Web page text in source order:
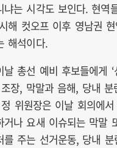
는 시각도 보인다. 현역
해 컷오프 이후 영남권
해석이다.
총선 예비 후보들에게 ‘
장, 막말과 음해, 당내
위원장은 이날 회의에
거나 요새 이슈되는 막말
를 주는 선거운동, 당내 분